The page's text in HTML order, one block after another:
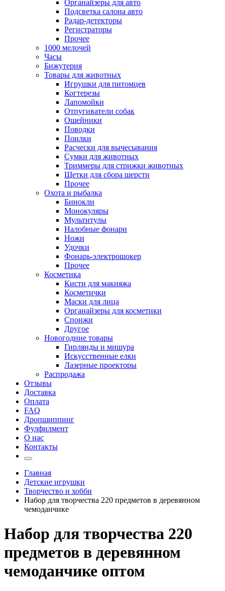
Органайзеры для авто
Подсветка салона авто
Радар-детекторы
Регистраторы
Прочее
1000 мелочей
Часы
Бижутерия
Товары для животных
Игрушки для питомцев
Когтерезы
Лапомойки
Отпугиватели собак
Ошейники
Поводки
Поилки
Расчески для вычесывания
Сумки для животных
Триммеры для стрижки животных
Щетки для сбора шерсти
Прочее
Охота и рыбалка
Бинокли
Монокуляры
Мультитулы
Налобные фонари
Ножи
Удочки
Фонарь-электрошокер
Прочее
Косметика
Кисти для макияжа
Косметички
Маски для лица
Органайзеры для косметики
Спонжи
Другое
Новогодние товары
Гирлянды и мишура
Искусственные елки
Лазерные проекторы
Распродажа
Отзывы
Доставка
Оплата
FAQ
Дропшиппинг
Фулфилмент
О нас
Контакты
Главная
Детские игрушки
Творчество и хобби
Набор для творчества 220 предметов в деревянном
чемоданчике
Набор для творчества 220
предметов в деревянном
чемоданчике оптом